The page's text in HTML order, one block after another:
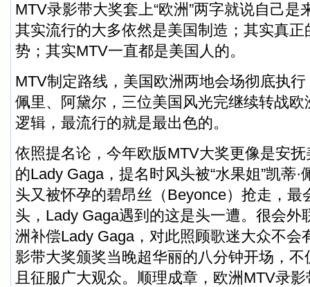
MTV录影带大奖套上“欧洲”两字就说自己是
其实流行的大多依然是美国制造；其实真
势；其实MTV一直都是美国人的。
MTV制定路线，美国欧洲两地会场彻底执行
佩里、阿黛尔，三位美国风光完继续转战
逻辑，最流行的就是最出色的。
依照提名论，今年欧版MTV大奖更像是安
的Lady Gaga，提名时风头被“水果姐”凯蒂
头又被怀孕的碧昂丝（Beyonce）抢走，最
头，Lady Gaga遇到的这是头一遭。很会外
洲补偿Lady Gaga，对此照顾歌迷大众不会
影带大奖颁奖当晚超华丽的八分钟开场，
且征服广大观众。顺理成章，欧洲MTV录